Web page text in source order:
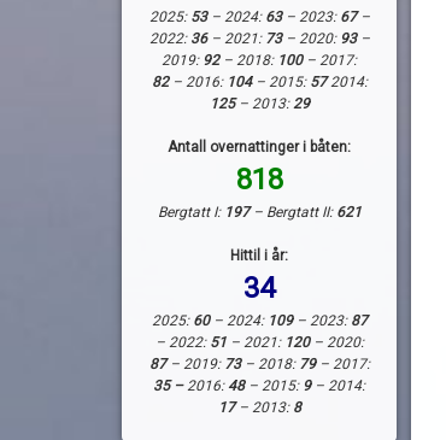
2025: 53– 2024:63– 2023: 67–
2022: 36– 2021: 73– 2020: 93–
2019: 92– 2018: 100 – 2017:
82– 2016: 104– 2015: 572014:
125– 2013:29
Antall overnattinger i båten:
818
Bergtatt I: 197– Bergtatt II: 621
Hittil i år:
34
2025: 60– 2024: 109– 2023: 87
– 2022: 51– 2021: 120– 2020:
87– 2019: 73– 2018: 79– 2017:
35 –2016:48– 2015: 9 – 2014:
17– 2013: 8